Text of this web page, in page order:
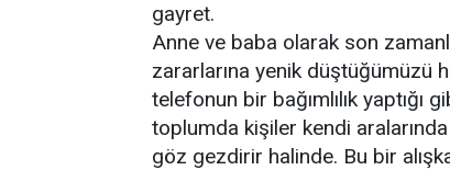
gayret.
Anne ve baba olarak son
zararlarına yenik düştüğümüzü
telefonun bir bağımlılık
toplumda kişiler kendi
göz gezdirir halinde. Bu bir